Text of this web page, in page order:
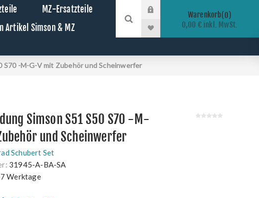
MZ-Ersatzteile
Artikel Simson & MZ
Warenkorb 0
0,00 € inkl. MwSt.
S70 -M-G-V mit Zubehör und Scheinwerfer
Simson S51 S50 S70 -M-
und Scheinwerfer
Schubert Set
31945-A-BA-SA
Werktage